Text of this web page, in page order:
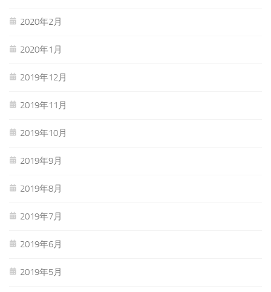
2020年2月
2020年1月
2019年12月
2019年11月
2019年10月
2019年9月
2019年8月
2019年7月
2019年6月
2019年5月